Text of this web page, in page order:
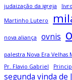
judaização da igreja
Martinho Lutero
nova aliança ovnis
palestra Nova Era Velhas
Pr. Flavio Gabriel
segunda vinda de